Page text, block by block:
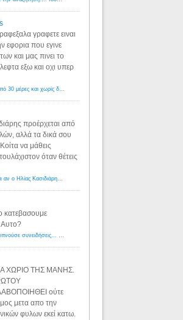
γραφετε ειναι
εφορια που εγινε
και μας πινει το
εξω και οχι υπερ
Εφορία: Κατάσχονται όλα ύστερα από 30 μέρες και χωρίς δικαστικές αποφάσεις - Λόγιος Ερμής
προέρχεται από
αλλά τα δικά σου
να μάθεις
όταν θέτεις
Αμερικανοί ρατσιστές αναρωτιούνται αν ο Ηλίας Κασιδιάρης ανήκει στη λευκή φυλή... - Λόγιος Ερμής
κατεβασουμε
Ένα βιβλίο που πολεμήθηκε γιατί ξυπνούσε συνειδήσεις... - Λόγιος Ερμής | Η γνώση ξεκινάει με την αναζήτηση...
ΧΩΡΙΟ ΤΗΣ ΜΑΝΗΣ.
ούτε
μετα απο την
φυλων εκεί κατω.